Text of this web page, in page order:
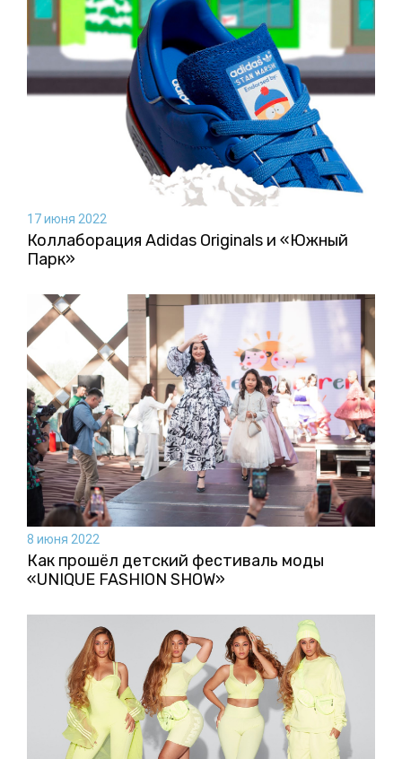
17 июня 2022
Коллаборация Аdidas Originals и «Южный
Парк»
8 июня 2022
Как прошёл детский фестиваль моды
«UNIQUE FASHION SHOW»